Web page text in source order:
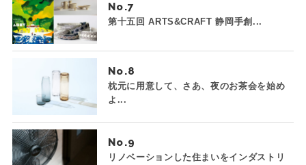
No.
第十五回 ARTS&CRAFT 静岡手創...
No.
枕元に用意して、さあ、夜のお茶会を始め
よ...
No.
リノベーションした住まいをインダストリ